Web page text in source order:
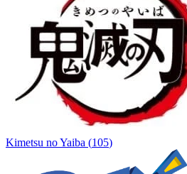
Kimetsu no Yaiba (105)